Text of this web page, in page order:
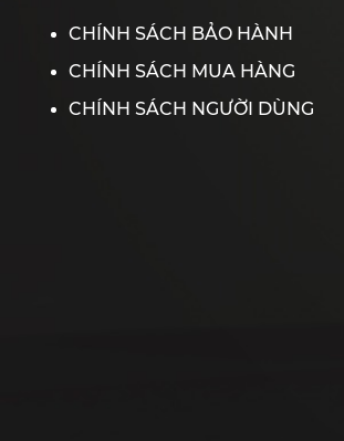
CHÍNH SÁCH BẢO HÀNH
CHÍNH SÁCH MUA HÀNG
CHÍNH SÁCH NGƯỜI DÙNG